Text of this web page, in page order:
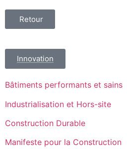
Retour
Innovation
Bâtiments performants et sains
Industrialisation et Hors-site
Construction Durable
Manifeste pour la Construction